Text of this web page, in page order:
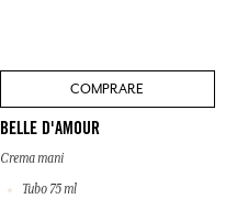
COMPRARE
BELLE D'AMOUR
Crema mani
Tubo 75 ml